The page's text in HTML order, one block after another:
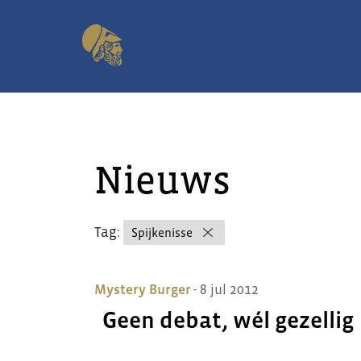
Nieuws
Tag: Spijkenisse
Mystery Burger- 8 jul 2012
Geen debat, wél gezellig